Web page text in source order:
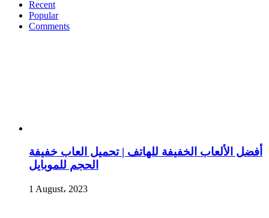
Recent
Popular
Comments
أفضل الألعاب الخفيفة للهاتف | تحميل العاب خفيفة
الحجم للموبايل
1 August، 2023